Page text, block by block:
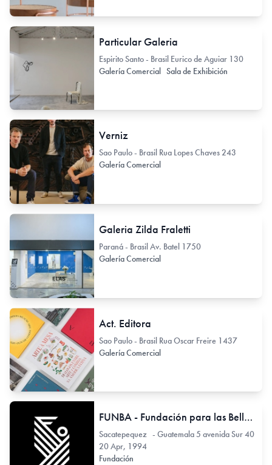
Particular Galeria
Espirito Santo - Brasil Eurico de Aguiar 130
Galería Comercial Sala de Exhibición
Verniz
Sao Paulo - Brasil Rua Lopes Chaves 243
Galería Comercial
Galeria Zilda Fraletti
Paraná - Brasil Av. Batel 1750
Galería Comercial
Act. Editora
Sao Paulo - Brasil Rua Oscar Freire 1437
Galería Comercial
FUNBA - Fundación para las Bellas Artes y la Cultura
Sacatepequez - Guatemala 5 avenida Sur 40
20 Apr, 1994
Fundación